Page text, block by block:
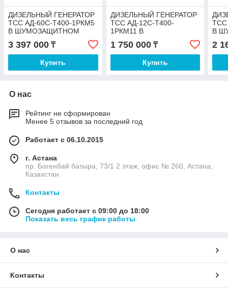
ДИЗЕЛЬНЫЙ ГЕНЕРАТОР
ТСС АД-60С-Т400-1РКМ5
В ШУМОЗАЩИТНОМ
3 397 000 ₸
Купить
ДИЗЕЛЬНЫЙ ГЕНЕРАТОР
ТСС АД-12С-Т400-
1РКМ11 В
ШУМОЗАЩИТНОМ
КОЖУХЕ
1 750 000₸
Купить
ТСС
В
2
О нас
Рейтинг не сформирован
Менее 5 отзывов за последний год
Работает с 06.10.2015
г. Астана
пр. Богенбай батыра, 73/1 2 этаж, офис № 260, Астана,
Казахстан
Контакты
Сегодня работает с 09:00 до 18:00
Показать весь график работы
О нас
Контакты